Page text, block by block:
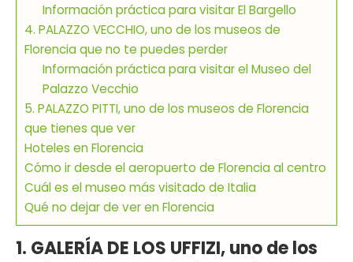
Información práctica para visitar El Bargello
4. PALAZZO VECCHIO, uno de los museos de
Florencia que no te puedes perder
Información práctica para visitar el Museo del
Palazzo Vecchio
5. PALAZZO PITTI, uno de los museos de Florencia
que tienes que ver
Hoteles en Florencia
Cómo ir desde el aeropuerto de Florencia al centro
Cuál es el museo más visitado de Italia
Qué no dejar de ver en Florencia
1. GALERÍA DE LOS UFFIZI, uno de los